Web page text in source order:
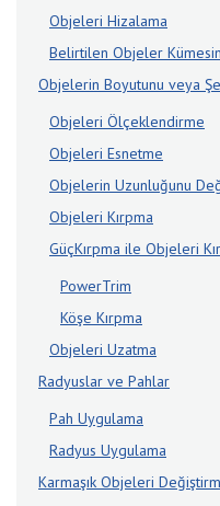
Objeleri Hizalama
Belirtilen Objeler
Objelerin Boyutunu veya
Objeleri Ölçeklendirme
Objeleri Esnetme
Objelerin Uzunluğunu
Objeleri Kırpma
GüçKırpma ile Objeleri
PowerTrim
Köşe Kırpma
Objeleri Uzatma
Radyuslar ve Pahlar
Pah Uygulama
Radyus Uygulama
Karmaşık Objeleri